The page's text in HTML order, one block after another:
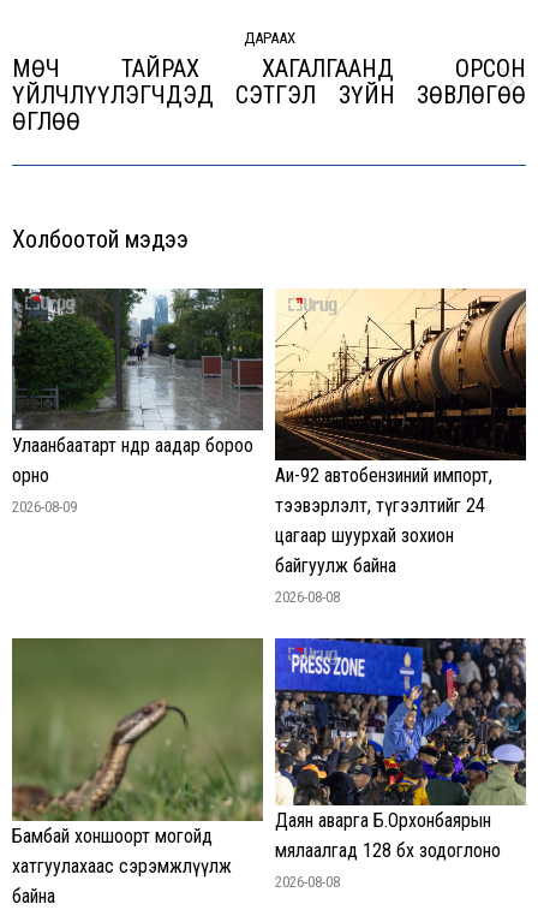
ДАРААХ
Next
МӨЧ ТАЙРАХ ХАГАЛГААНД ОРСОН
ҮЙЛЧЛҮҮЛЭГЧДЭД СЭТГЭЛ ЗҮЙН ЗӨВЛӨГӨӨ
ӨГЛӨӨ
Холбоотой мэдээ
Улаанбаатарт өнөөдөр аадар бороо
орно
2026-08-09
Аи-92 автобензиний импорт,
тээвэрлэлт, түгээлтийг 24
цагаар шуурхай зохион
байгуулж байна
2026-08-08
Бамбай хоншоорт могойд
хатгуулахаас сэрэмжлүүлж
байна
Даян аварга Б.Орхонбаярын
мялаалгад 128 бөх зодоглоно
2026-08-08